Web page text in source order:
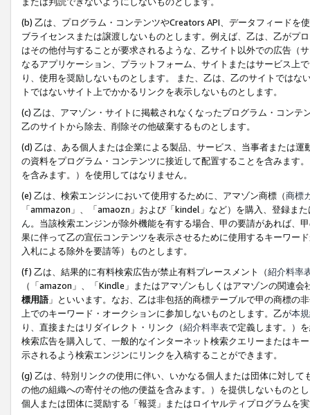
(b) 乙は、プログラム・コンテンツやCreators API、データフィード
ブライセンスまたは譲渡しないものとします。例えば、乙は、乙がプ
はその他付与することが要求されるような、乙サイト以外での広告（
なるアプリケーション、プラットフォーム、サイトまたはサービス上
り、使用を奨励しないものとします。 また、乙は、乙のサイトでは
トではないサイト上でかかるリンクを表示しないものとします。
(c) 乙は、アマゾン・サイトに掲載されなくなったプログラム・コン
乙のサイトから除去、削除その他破棄するものとします。
(d) 乙は、ある個人または企業による製品、サービス、当事者または
の資料をプログラム・コンテンツに接近して配置することを含みます
を含みます。）を使用してはなりません。
(e) 乙は、検索エンジンにおいて使用するために、アマゾン商標（商標
「ammazon」、「amaozn」および「kindel」など）を購入、登録ま
ん。当該検索エンジンが除外機能を有する場合、甲の要請があれば、
果に伴って乙の宣伝コンテンツを表示させるために使用するキーワー
入札による除外を要請等）ものとします。
(f) 乙は、結果的に有料検索広告が禁止有料プレースメント（紹介料率
（「amazon」、「Kindle」またはアマゾンもしくはアマゾンの関連
標用語」といいます。なお、乙は非包括的商標テーブルで甲の商標の
上でのキーワード・オークションに参加しないものとします。乙が本
り、直接またはリダイレクト・リンク（紹介料率表で定義します。）
検索広告を購入して、一般的なインターネット検索クエリーまたはキ
示されるよう検索エンジンにリンクを入稿することができます。
(g) 乙は、特別リンクの使用に伴い、いかなる個人または団体に対し
の他の組織への寄付その他の便益を含みます。）を提供しないものと
個人または団体に奨励する「報奨」またはロイヤルティプログラムを